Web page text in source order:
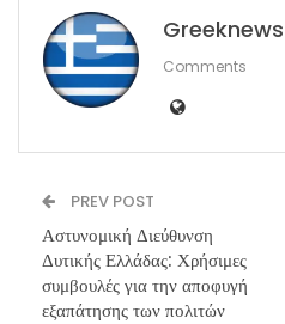
Comments
PREV POST
Αστυνομική Διεύθυνση
Δυτικής Ελλάδας: Χρήσιμες
συμβουλές για την αποφυγή
εξαπάτησης των πολιτών